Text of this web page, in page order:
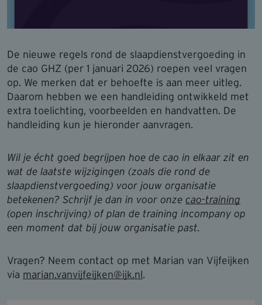
De nieuwe regels rond de slaapdienstvergoeding in
de cao GHZ (per 1 januari 2026) roepen veel vragen
op. We merken dat er behoefte is aan meer uitleg.
Daarom hebben we een handleiding ontwikkeld met
extra toelichting, voorbeelden en handvatten. De
handleiding kun je hieronder aanvragen.
Wil je écht goed begrijpen hoe de cao in elkaar zit en
wat de laatste wijzigingen (zoals die rond de
slaapdienstvergoeding) voor jouw organisatie
betekenen? Schrijf je dan in voor onze cao-training
(open inschrijving) of plan de training incompany op
een moment dat bij jouw organisatie past.
Vragen? Neem contact op met Marian van Vijfeijken
via marian.vanvijfeijken@ijk.nl.